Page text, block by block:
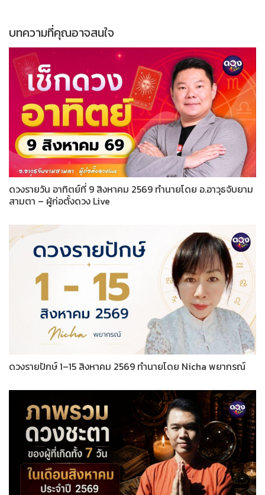
บทความที่คุณอาจสนใจ
ดวงรายวัน อาทิตย์ที่ 9 สิงหาคม 2569 ทำนายโดย อ.อาวุธจับยาม
สามตา – ผู้ก่อตั้งดวง Live
ดวงรายปักษ์ 1–15 สิงหาคม 2569 ทำนายโดย Nicha พยากรณ์